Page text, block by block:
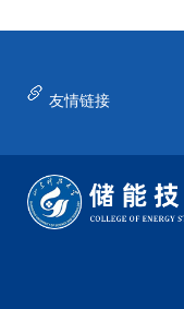
友情链接